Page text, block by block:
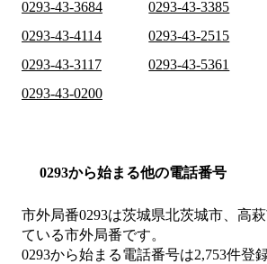
0293-43-3684
0293-43-3385
0293-43-4114
0293-43-2515
0293-43-3117
0293-43-5361
0293-43-0200
0293から始まる他の電話番号
市外局番0293は茨城県北茨城市、高
ている市外局番です。
0293から始まる電話番号は2,753件登